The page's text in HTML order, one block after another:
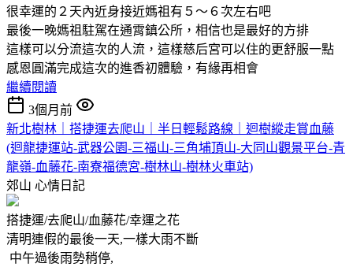
很幸運的２天內近身接近媽祖有５～６次左右吧
最後一晚媽祖駐駕在通霄鎮公所，相信也是最好的方排
這樣可以分流這次的人流，這樣慈后宮可以住的更舒服一點
感恩圓滿完成這次的進香初體驗，有緣再相會
繼續閱讀
3個月前
新北樹林｜搭捷運去爬山｜半日輕鬆路線｜迴樹縱走賞血藤
(迴龍捷運站-武器公園-三福山-三角埔頂山-大同山觀景平台-青
龍嶺-血藤花-南寮福德宮-樹林山-樹林火車站)
郊山 心情日記
搭捷運/去爬山/血藤花/幸運之花
清明連假的最後一天,一樣大雨不斷
中午過後雨勢稍停,